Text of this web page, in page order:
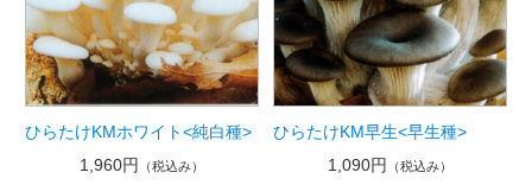
ひらたけKMホワイト<純白種>
1,960円
（税込み）
ひらたけKM早生<早生種>
1,090円
（税込み）